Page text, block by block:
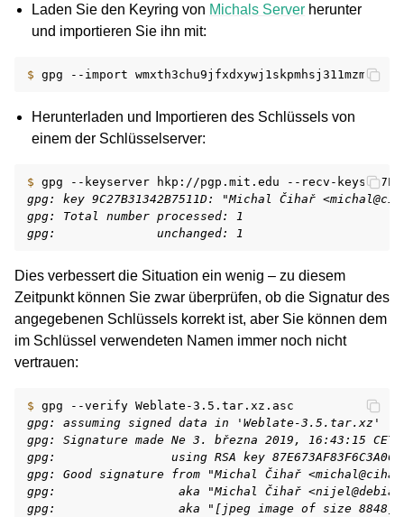
Laden Sie den Keyring von Michals Server herunter
und importieren Sie ihn mit:
$ gpg --import
Herunterladen und Importieren des Schlüssels von
einem der Schlüsselserver:
$ gpg --keyserver hkp://pgp.mit.edu
--recv-keys
gpg: key 9C27B31342B7511D: "Michal Čihař
gpg: Total number processed: 1
gpg:              unchanged: 1
Dies verbessert die Situation ein wenig – zu diesem
Zeitpunkt können Sie zwar überprüfen, ob die Signatur des
angegebenen Schlüssels korrekt ist, aber Sie können dem
im Schlüssel verwendeten Namen immer noch nicht
vertrauen:
$ gpg --verify
gpg: assuming signed data in 'Weblate-3.5.tar.xz'
gpg: Signature made Ne 3. března 2019, 16:43:15 CET
gpg:                using RSA key
gpg: Good signature from "Michal Čihař
gpg:                 aka "Michal Čihař
gpg:                 aka "[jpeg image of size